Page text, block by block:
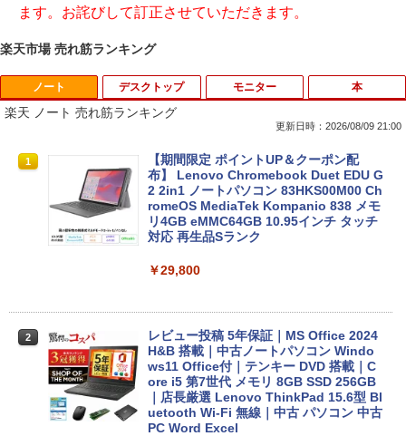
ます。お詫びして訂正させていただきます。
楽天市場 売れ筋ランキング
ノート
楽天 ノート 売れ筋ランキング
更新日時：2026/08/09 21:00
1
【期間限定 ポイントUP＆クーポン配
布】 Lenovo Chromebook Duet EDU G
2 2in1 ノートパソコン 83HKS00M00 Ch
romeOS MediaTek Kompanio 838 メモ
リ4GB eMMC64GB 10.95インチ タッチ
対応 再生品Sランク
￥29,800
2
レビュー投稿 5年保証｜MS Office 2024
H&B 搭載｜中古ノートパソコン Windo
ws11 Office付｜テンキー DVD 搭載｜C
ore i5 第7世代 メモリ 8GB SSD 256GB
｜店長厳選 Lenovo ThinkPad 15.6型 Bl
uetooth Wi-Fi 無線｜中古 パソコン 中古
PC Word Excel
デスクトップ モニター 本